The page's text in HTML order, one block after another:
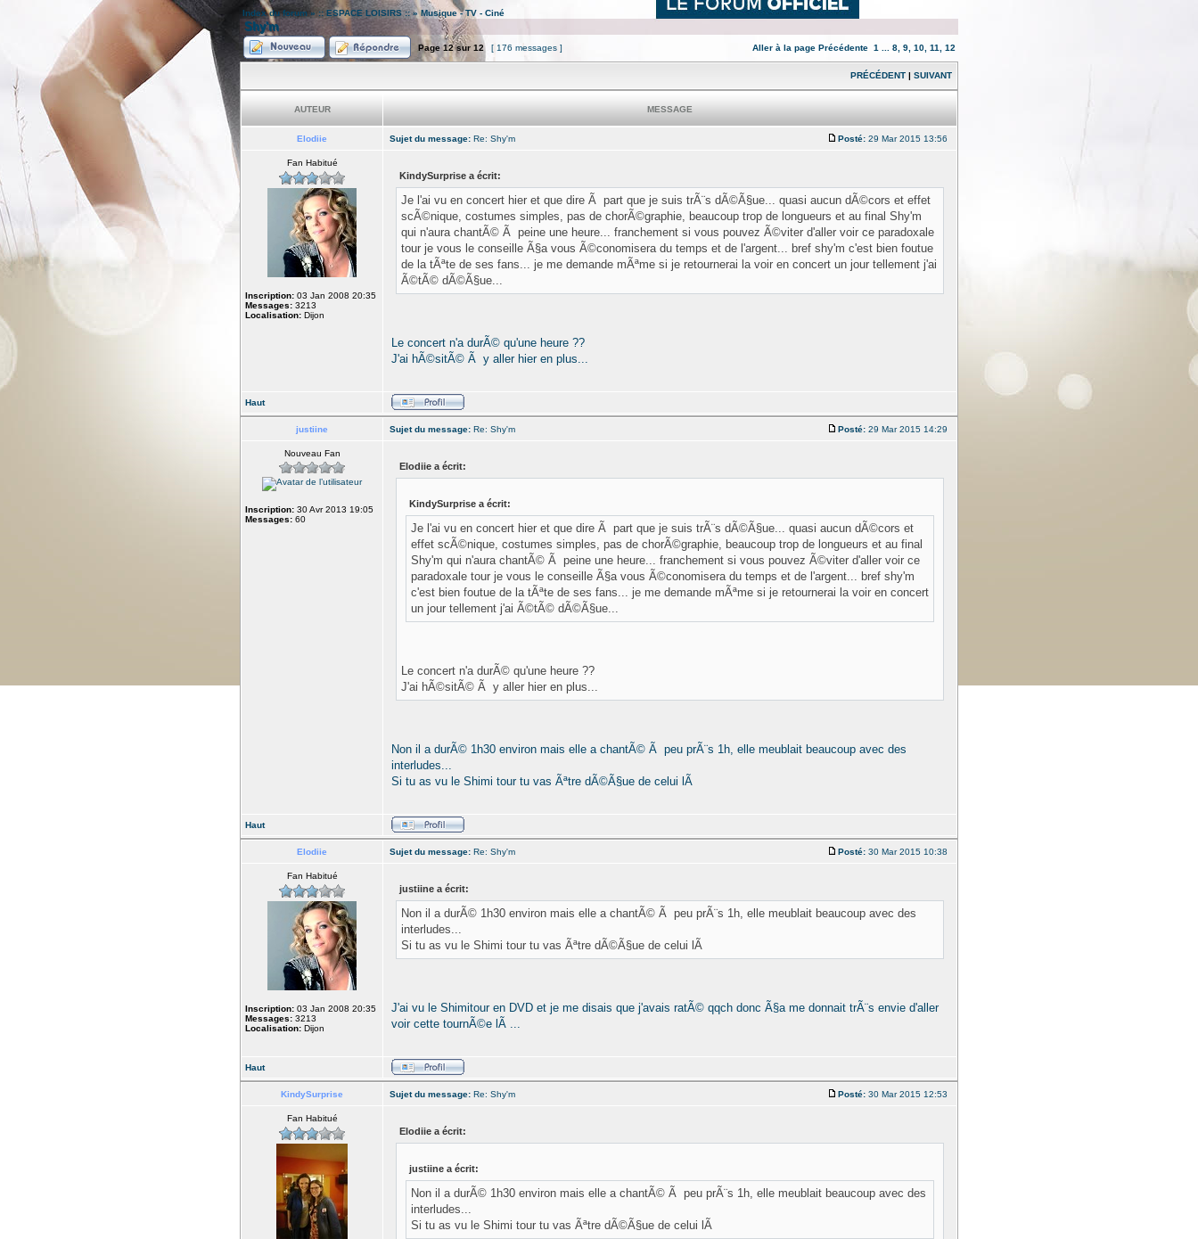
Index du forum » :: ESPACE LOISIRS ::»Musique - TV - Ciné
Shy'm
Page12sur 12 [ 176 messages ] Aller à la page Précédente 1 8 9 10 11 12
PRÉCÉDENT | SUIVANT
AUTEUR MESSAGE
Elodiie Sujet du message: Re: Shy'm Posté: 29 Mar 2015 13:56
Fan Habitué
Inscription: 03 Jan 2008 20:35
Messages: 3213
Localisation: Dijon
KindySurprise a écrit:
Je l'ai vu en concert hier et que dire Ã part que je suis trÃ¨s dÃ©Ã§ue... quasi aucun dÃ©cors et effet
scÃ©nique, costumes simples, pas de chorÃ©graphie, beaucoup trop de longueurs et au final Shy'm
qui n'aura chantÃ© Ã peine une heure... franchement si vous pouvez Ã©viter d'aller voir ce paradoxale
tour je vous le conseille Ã§a vous Ã©conomisera du temps et de l'argent... bref shy'm c'est bien foutue
de la tÃªte de ses fans... je me demande mÃªme si je retournerai la voir en concert un jour tellement j'ai
Ã©tÃ© dÃ©Ã§ue...
Le concert n'a durÃ© qu'une heure ??
J'ai hÃ©sitÃ© Ã y aller hier en plus...
Haut
justiine Sujet du message: Re: Shy'm Posté: 29 Mar 2015 14:29
Nouveau Fan
Inscription: 30 Avr 2013 19:05
Messages: 60
Elodiie a écrit:
KindySurprise a écrit:
Je l'ai vu en concert hier et que dire Ã part que je suis trÃ¨s dÃ©Ã§ue... quasi aucun dÃ©cors et
effet scÃ©nique, costumes simples, pas de chorÃ©graphie, beaucoup trop de longueurs et au final
Shy'm qui n'aura chantÃ© Ã peine une heure... franchement si vous pouvez Ã©viter d'aller voir ce
paradoxale tour je vous le conseille Ã§a vous Ã©conomisera du temps et de l'argent... bref shy'm
c'est bien foutue de la tÃªte de ses fans... je me demande mÃªme si je retournerai la voir en concert
un jour tellement j'ai Ã©tÃ© dÃ©Ã§ue...
Le concert n'a durÃ© qu'une heure ??
J'ai hÃ©sitÃ© Ã y aller hier en plus...
Non il a durÃ© 1h30 environ mais elle a chantÃ© Ã peu prÃ¨s 1h, elle meublait beaucoup avec des
interludes...
Si tu as vu le Shimi tour tu vas Ãªtre dÃ©Ã§ue de celui lÃ
Haut
Elodiie Sujet du message: Re: Shy'm Posté: 30 Mar 2015 10:38
Fan Habitué
Inscription: 03 Jan 2008 20:35
Messages: 3213
Localisation: Dijon
justiine a écrit:
Non il a durÃ© 1h30 environ mais elle a chantÃ© Ã peu prÃ¨s 1h, elle meublait beaucoup avec des
interludes...
Si tu as vu le Shimi tour tu vas Ãªtre dÃ©Ã§ue de celui lÃ
J'ai vu le Shimitour en DVD et je me disais que j'avais ratÃ© qqch donc Ã§a me donnait trÃ¨s envie d'aller
voir cette tournÃ©e lÃ ...
Haut
KindySurprise Sujet du message: Re: Shy'm Posté: 30 Mar 2015 12:53
Fan Habitué
Elodiie a écrit:
justiine a écrit:
Non il a durÃ© 1h30 environ mais elle a chantÃ© Ã peu prÃ¨s 1h, elle meublait beaucoup avec des
interludes...
Si tu as vu le Shimi tour tu vas Ãªtre dÃ©Ã§ue de celui lÃ